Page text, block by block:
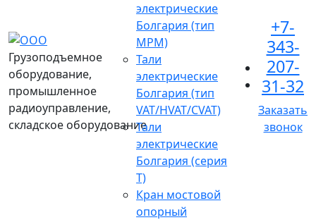
Грузоподъемное
оборудование,
промышленное
радиоуправление,
складское оборудование
электрические
Болгария (тип
МРМ)
Тали
электрические
Болгария (тип
VAT/HVAT/CVAT)
Тали
электрические
Болгария (серия
Т)
Кран мостовой
опорный
+7-
343-
207-
31-32
Заказать
звонок